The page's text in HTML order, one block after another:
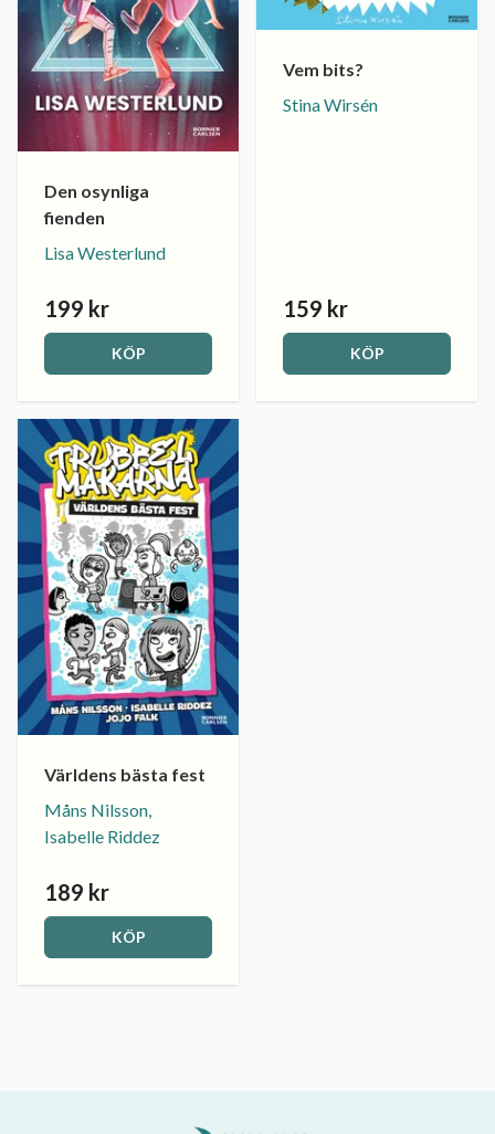
Den osynliga
fienden
Lisa Westerlund
199 kr
KÖP
Vem bits?
Stina Wirsén
159 kr
KÖP
Världens bästa fest
Måns Nilsson,
Isabelle Riddez
189 kr
KÖP